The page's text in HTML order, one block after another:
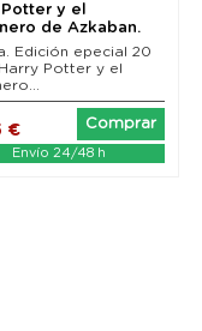
Potter y el
de Azkaban.
20...
Edición epecial 20
Potter y el
€ Comprar
Envío 24/48 h